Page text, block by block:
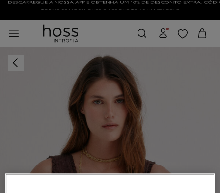
TORNE-SE HOSSLOVER E APROVEITE AS VANTAGENS